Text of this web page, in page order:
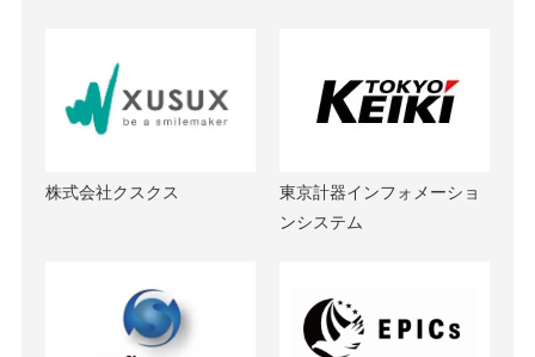
株式会社クスクス
東京計器インフォメーショ
ンシステム